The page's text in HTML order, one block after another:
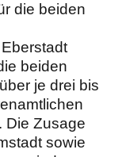
die beiden
beiden
je drei bis
Die Zusage
sowie